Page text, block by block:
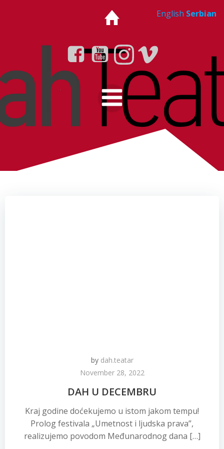
to
by dah.teatar
November 28, 2022
DAH U DECEMBRU
Kraj godine doćekujemo u istom jakom tempu!
Prolog festivala „Umetnost i ljudska prava”,
realizujemo povodom Međunarodnog dana […]
English Serbian